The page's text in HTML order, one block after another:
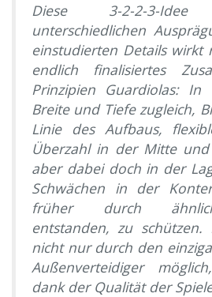
Diese 3-2-2-3-
unterschiedlichen
einstudierten Details wirkt
endlich finalisiertes
Prinzipien Guardiolas:
Breite und Tiefe zugleich,
Linie des Aufbaus,
Überzahl in der Mitte
aber dabei doch in der
Schwächen in der
früher durch
entstanden, zu
nicht nur durch den
Außenverteidiger
dank der Qualität der